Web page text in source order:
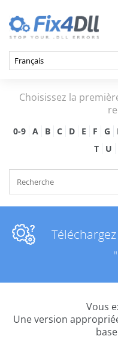
Choisissez la
0-9 A B C D E F G
T
U
Vous
Une version